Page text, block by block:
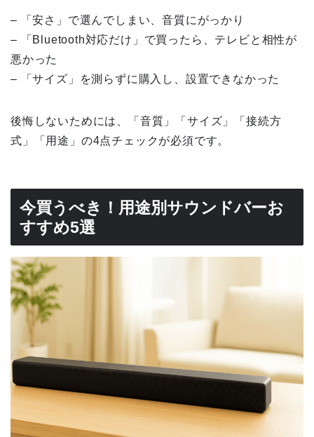
– 「安さ」で選んでしまい、音質にがっかり
– 「Bluetooth対応だけ」で買ったら、テレビと相性が
悪かった
– 「サイズ」を測らずに購入し、設置できなかった
後悔しないためには、「音質」「サイズ」「接続方
式」「用途」の4点チェックが必須です。
今買うべき！用途別サウンドバーお
すすめ5選